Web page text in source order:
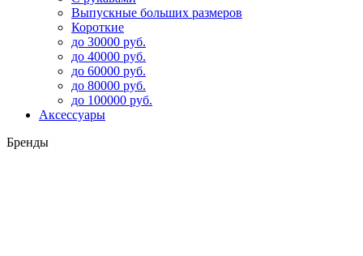
Выпускные больших размеров
Короткие
до 30000 руб.
до 40000 руб.
до 60000 руб.
до 80000 руб.
до 100000 руб.
Аксессуары
Бренды